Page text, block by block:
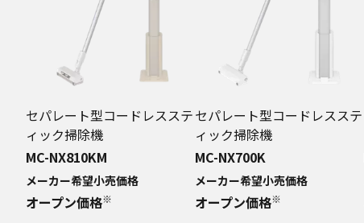
セパレート型コードレスステ
ィック掃除機
MC-NX810KM
メーカー希望小売価格
オープン価格※
セパレート型コードレスステ
ィック掃除機
MC-NX700K
メーカー希望小売価格
オープン価格※